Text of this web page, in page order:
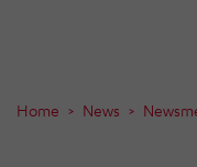
Home News